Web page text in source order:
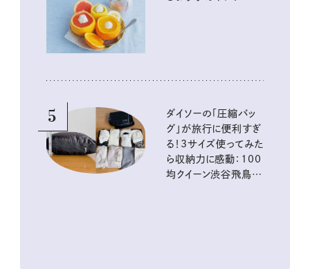
5
ダイソーの「圧縮バッ
グ」が旅行に便利すぎ
る！3サイズ使ってみた
ら収納力に感動：100
均クイーン渋谷飛鳥の